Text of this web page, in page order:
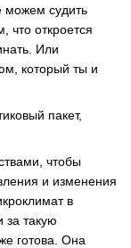
можем судить
что откроется
Или
который ты и
пакет,
чтобы
и изменения
в
за такую
готова. Она